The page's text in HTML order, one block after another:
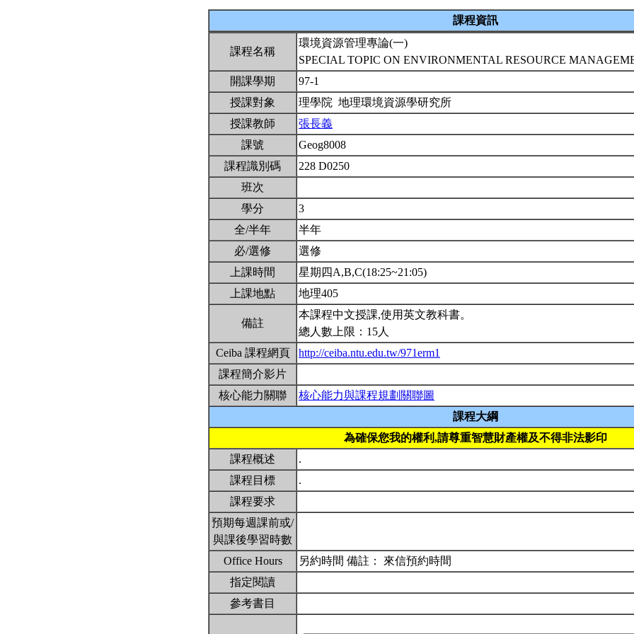
課程資訊
課程名稱
環境資源管理專論(一)
SPECIAL TOPIC ON ENVIRONMENTAL RESOURCE
開課學期
97-1
授課對象
理學院 地理環境資源學研究所
授課教師
張長義
課號
Geog8008
課程識別碼
228 D0250
班次
學分
3
全/半年
半年
必/選修
選修
上課時間
星期四A,B,C(18:25~21:05)
上課地點
地理405
備註
本課程中文授課,使用英文教科書。
總人數上限：15人
Ceiba 課程網頁
http://ceiba.ntu.edu.tw/971erm1
課程簡介影片
核心能力關聯
核心能力與課程規劃關聯圖
課程大綱
為確保您我的權利,請尊重智慧財產權及不得非法影印
課程概述
.
課程目標
.
課程要求
預期每週課前或/
與課後學習時數
Office Hours
另約時間 備註： 來信預約時間
指定閱讀
參考書目